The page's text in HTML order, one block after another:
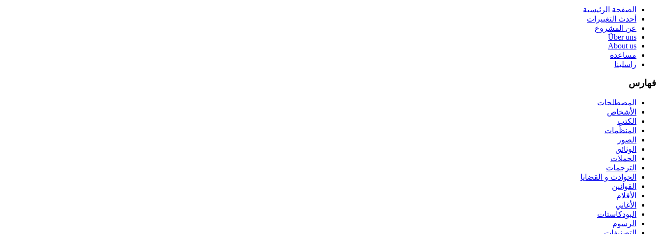
الصفحة الرئيسية
أحدث التغييرات
عن المشروع
Über uns
About us
مساعدة
راسلينا
فهارس
المصطلحات
الأشخاص
الكتب
المنظّمات
الصور
الوثائق
الحملات
الترجمات
الحوادث و القضايا
القوانين
الأفلام
الأغاني
البودكاستات
الرسوم